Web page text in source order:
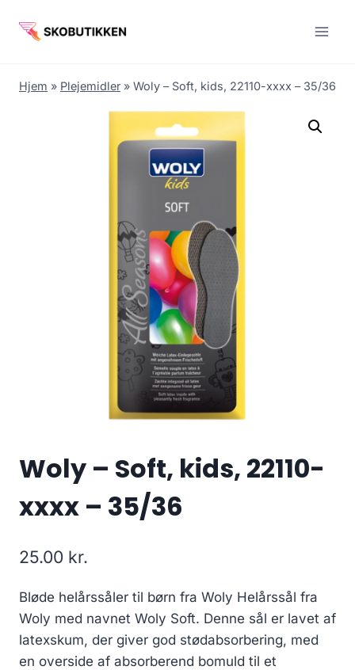
Hjem » Plejemidler » Woly – Soft, kids, 22110-xxxx – 35/36
Woly – Soft, kids, 22110-
xxxx – 35/36
25.00 kr.
Bløde helårssåler til børn fra Woly Helårssål fra
Woly med navnet Woly Soft. Denne sål er lavet af
latexskum, der giver god stødabsorbering, med
en overside af absorberend bomuld til et